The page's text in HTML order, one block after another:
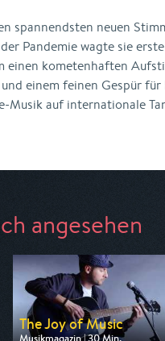
spannendsten neuen
Pandemie wagte sie
einen kometenhaften
einem feinen Gespür
Musik auf internationale
angesehen
The Joy of Music
Musikmagazin | 30 Min.